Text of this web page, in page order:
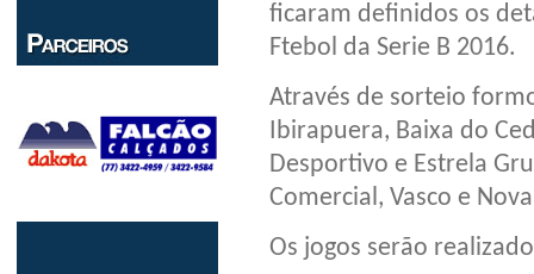
ficaram definidos os
Ftebol da Serie B 2016.
Através de sorteio
Ibirapuera, Baixa do
Desportivo e Estrela
Comercial, Vasco e
Os jogos serão